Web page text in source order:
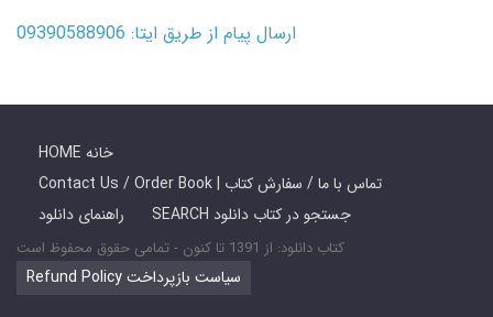
ارسال پیام از طریق ایتا: 09390588906
HOME خانه
Contact Us / Order Book | تماس با ما / سفارش کتاب
راهنمای دانلود
SEARCH جستجو در کتاب دانلود
کتاب دانلود: از 1391 تا کنون - تمامی حقوق محفوظ است
Refund Policy سیاست بازپرداخت